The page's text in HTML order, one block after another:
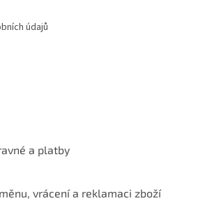
údajů
a platby
vrácení a reklamaci zboží